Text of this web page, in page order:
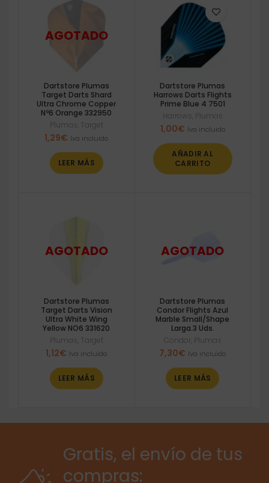
Dartstore Plumas
Target Darts Shard
Ultra Chrome Copper
Nº6 Orange 332950
Plumas Target
1,29€ Iva incluido
LEER MÁS
Dartstore Plumas
Harrows Darts Flights
Prime Blue 4 7501
Harrows Plumas
1,00€ Iva incluido
AÑADIR AL
CARRITO
Dartstore Plumas
Target Darts Vision
Ultra White Wing
Yellow NO6 331620
Plumas Target
1,12€ Iva incluido
LEER MÁS
Dartstore Plumas
Condor Flights Azul
Marble Small/Shape
Larga.3 Uds.
Condor Plumas
7,30€ Iva incluido
LEER MÁS
Gratis, el envío de tus
compras: